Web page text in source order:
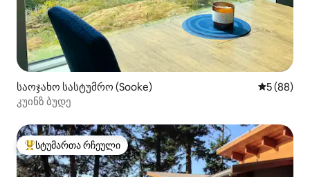
საოჯახო სასტუმრო (Sooke) საშუალო
5 (88)
კუინზ ბუდე
სტუმართა რჩეული მოწინავე ვარიანტი
სტუმართა რჩეული